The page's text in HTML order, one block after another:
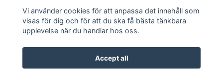
Social Media
Vi använder cookies för att anpassa det innehåll som
visas för dig och för att du ska få bästa tänkbara
upplevelse när du handlar hos oss.
Accept all